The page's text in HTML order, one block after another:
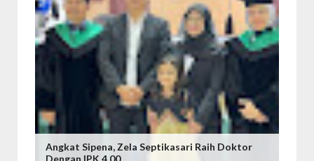
Angkat Sipena, Zela Septikasari Raih Doktor
Dengan IPK 4,00